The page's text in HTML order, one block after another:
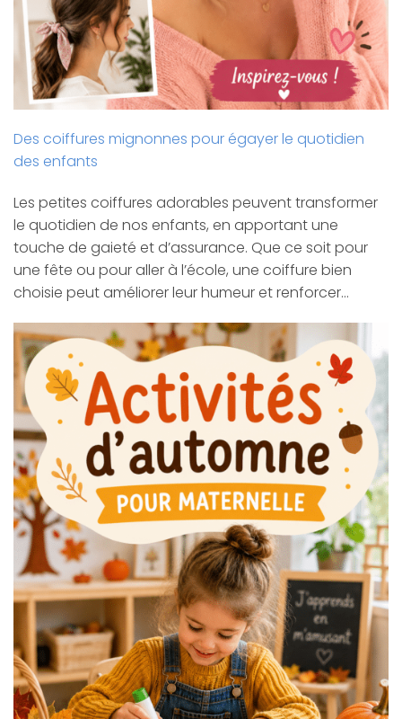
Des coiffures mignonnes pour égayer le quotidien
des enfants
Les petites coiffures adorables peuvent transformer
le quotidien de nos enfants, en apportant une
touche de gaieté et d’assurance. Que ce soit pour
une fête ou pour aller à l’école, une coiffure bien
choisie peut améliorer leur humeur et renforcer…